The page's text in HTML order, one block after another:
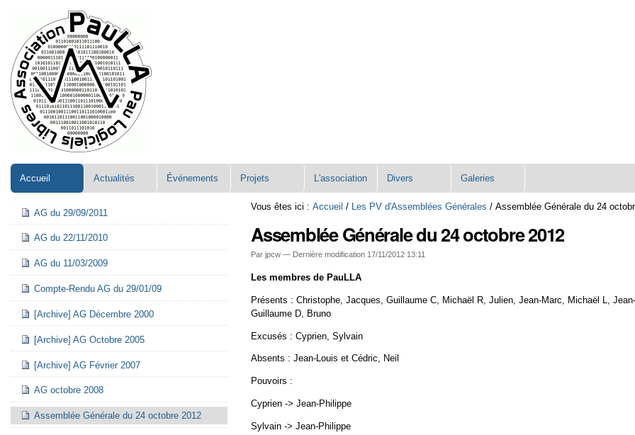
contenu.
Aller
à
la
navigation
Accueil Actualités Événements Projets L'association Divers Galeries
Vous êtes ici : Accueil / Les PV d'Assemblées Générales /Assemblée Générale du 24
Assemblée Générale du 24 octobre 2012
Par jpcw — Dernière modification 17/11/2012 13:11
Les membres de PauLLA
Présents : Christophe, Jacques, Guillaume C, Michaël R, Julien, Jean-Marc, Michaël L,
Guillaume D, Bruno
Excusés : Cyprien, Sylvain
Absents : Jean-Louis et Cédric, Neil
Pouvoirs :
Cyprien -> Jean-Philippe
Sylvain -> Jean-Philippe
Navigation
AG du 29/09/2011
AG du 22/11/2010
AG du 11/03/2009
Compte-Rendu AG du 29/01/09
[Archive] AG Décembre 2000
[Archive] AG Octobre 2005
[Archive] AG Février 2007
AG octobre 2008
Assemblée Générale du 24 octobre 2012